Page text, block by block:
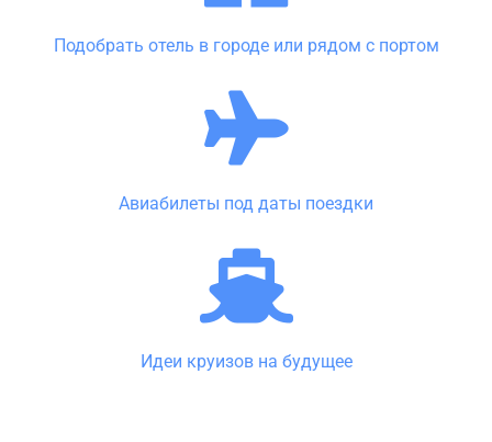
Подобрать отель в городе или рядом с портом
Авиабилеты под даты поездки
Идеи круизов на будущее